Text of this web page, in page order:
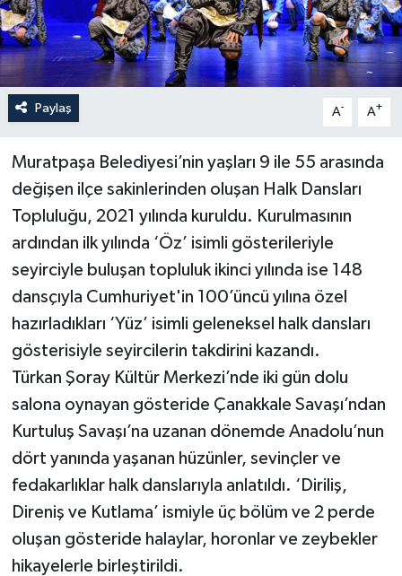
Paylaş A- A+
Muratpaşa Belediyesi’nin yaşları 9 ile 55 arasında
değişen ilçe sakinlerinden oluşan Halk Dansları
Topluluğu, 2021 yılında kuruldu. Kurulmasının
ardından ilk yılında ‘Öz’ isimli gösterileriyle
seyirciyle buluşan topluluk ikinci yılında ise 148
dansçıyla Cumhuriyet'in 100’üncü yılına özel
hazırladıkları ‘Yüz’ isimli geleneksel halk dansları
gösterisiyle seyircilerin takdirini kazandı.
Türkan Şoray Kültür Merkezi’nde iki gün dolu
salona oynayan gösteride Çanakkale Savaşı’ndan
Kurtuluş Savaşı’na uzanan dönemde Anadolu’nun
dört yanında yaşanan hüzünler, sevinçler ve
fedakarlıklar halk danslarıyla anlatıldı. ‘Diriliş,
Direniş ve Kutlama’ ismiyle üç bölüm ve 2 perde
oluşan gösteride halaylar, horonlar ve zeybekler
hikayelerle birleştirildi.
Kültür Sanat
Magazin
Sağlık
Siyaset
Sosyal medya
Teknoloji
Televizyon
Turizm
Yaşam